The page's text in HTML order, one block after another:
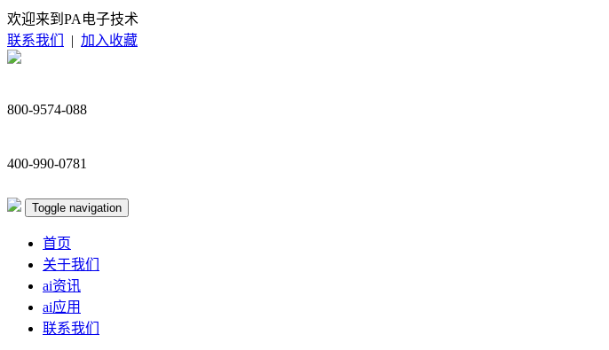
欢迎来到PA电子技术
联系我们
| 加入收藏
800-9574-088
400-990-0781
Toggle navigation
首页
关于我们
ai资讯
ai应用
联系我们